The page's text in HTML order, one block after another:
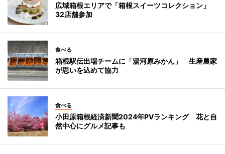
広域箱根エリアで「箱根スイーツコレクション」
32店舗参加
食べる
箱根駅伝出場チームに「湯河原みかん」 生産農家
が思いを込めて協力
食べる
小田原箱根経済新聞2024年PVランキング 花と自
然中心にグルメ記事も